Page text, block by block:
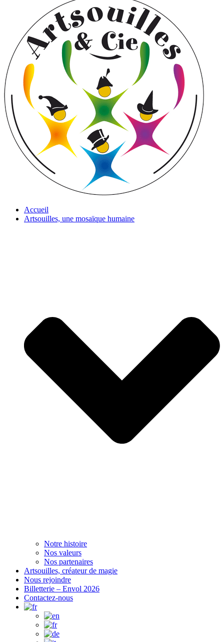
Accueil
Artsouilles, une mosaïque humaine
Notre histoire
Nos valeurs
Nos partenaires
Artsouilles, créateur de magie
Nous rejoindre
Billetterie – Envol 2026
Contactez-nous